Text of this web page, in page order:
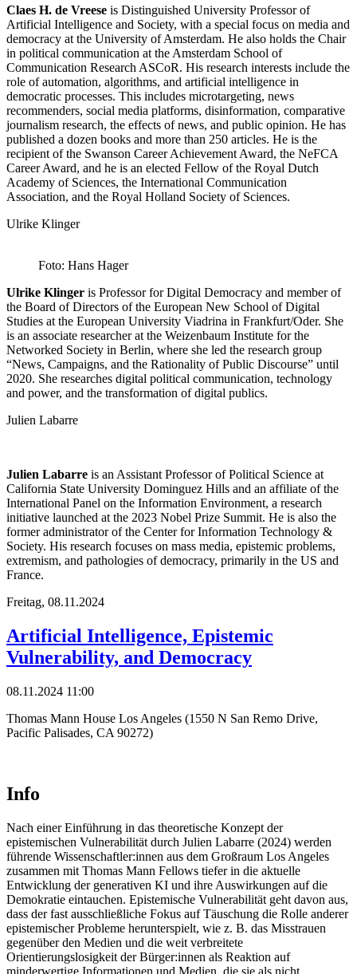
Claes H. de Vreese is Distinguished University Professor of
Artificial Intelligence and Society, with a special focus on media and
democracy at the University of Amsterdam. He also holds the Chair
in political communication at the Amsterdam School of
Communication Research ASCoR. His research interests include the
role of automation, algorithms, and artificial intelligence in
democratic processes. This includes microtargeting, news
recommenders, social media platforms, disinformation, comparative
journalism research, the effects of news, and public opinion. He has
published a dozen books and more than 250 articles. He is the
recipient of the Swanson Career Achievement Award, the NeFCA
Career Award, and he is an elected Fellow of the Royal Dutch
Academy of Sciences, the International Communication
Association, and the Royal Holland Society of Sciences.
Ulrike Klinger
Foto: Hans Hager
Ulrike Klinger is Professor for Digital Democracy and member of
the Board of Directors of the European New School of Digital
Studies at the European University Viadrina in Frankfurt/Oder. She
is an associate researcher at the Weizenbaum Institute for the
Networked Society in Berlin, where she led the research group
“News, Campaigns, and the Rationality of Public Discourse” until
2020. She researches digital political communication, technology
and power, and the transformation of digital publics.
Julien Labarre
Julien Labarre is an Assistant Professor of Political Science at
California State University Dominguez Hills and an affiliate of the
International Panel on the Information Environment, a research
initiative launched at the 2023 Nobel Prize Summit. He is also the
former administrator of the Center for Information Technology &
Society. His research focuses on mass media, epistemic problems,
extremism, and pathologies of democracy, primarily in the US and
France.
Freitag, 08.11.2024
Artificial Intelligence, Epistemic
Vulnerability, and Democracy
08.11.2024 11:00
Thomas Mann House Los Angeles (1550 N San Remo Drive,
Pacific Palisades, CA 90272)
Info
Nach einer Einführung in das theoretische Konzept der
epistemischen Vulnerabilität durch Julien Labarre (2024) werden
führende Wissenschaftler:innen aus dem Großraum Los Angeles
zusammen mit Thomas Mann Fellows tiefer in die aktuelle
Entwicklung der generativen KI und ihre Auswirkungen auf die
Demokratie eintauchen. Epistemische Vulnerabilität geht davon aus,
dass der fast ausschließliche Fokus auf Täuschung die Rolle anderer
epistemischer Probleme herunterspielt, wie z. B. das Misstrauen
gegenüber den Medien und die weit verbreitete
Orientierungslosigkeit der Bürger:innen als Reaktion auf
minderwertige Informationen und Medien, die sie als nicht